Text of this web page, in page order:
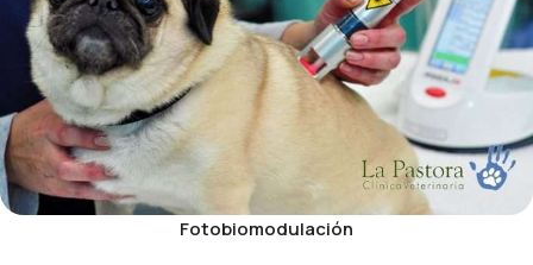
Fotobiomodulación